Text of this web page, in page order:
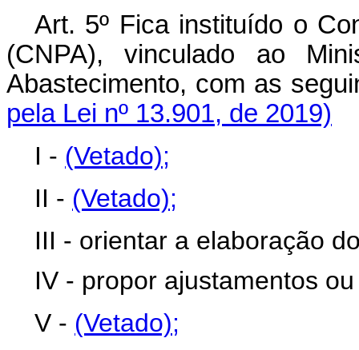
Art. 5º Fica instituído o
(CNPA), vinculado ao
Abastecimento, com as
pela Lei nº 13.901, de 2019)
I - (Vetado);
II - (Vetado);
III - orientar a elaboração
IV - propor ajustamentos
V - (Vetado);